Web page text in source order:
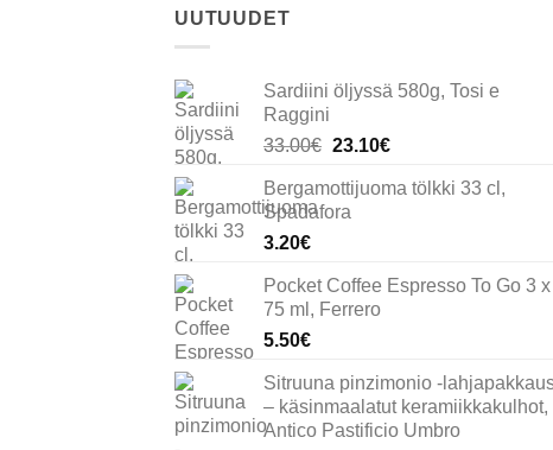
UUTUUDET
Sardiini öljyssä 580g, Tosi e
Raggini
33.00€ Alkuperäinen
oli:
33.00€.
23.10€Nykyinen
on:
Bergamottijuoma tölkki 33 cl,
Spadafora
3.20€
Pocket Coffee Espresso To Go 3 x
75 ml, Ferrero
5.50€
Sitruuna pinzimonio -
– käsinmaalatut keramiikkakulhot,
Antico Pastificio Umbro